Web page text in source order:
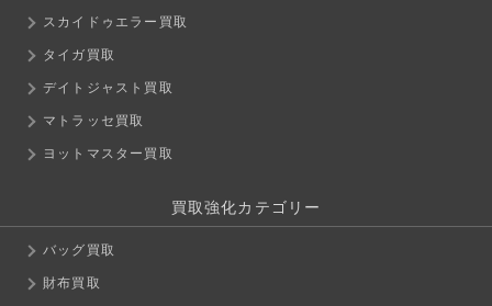
スカイドゥエラー買取
タイガ買取
デイトジャスト買取
マトラッセ買取
ヨットマスター買取
買取強化カテゴリー
バッグ買取
財布買取